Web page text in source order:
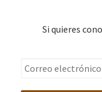
Si quieres